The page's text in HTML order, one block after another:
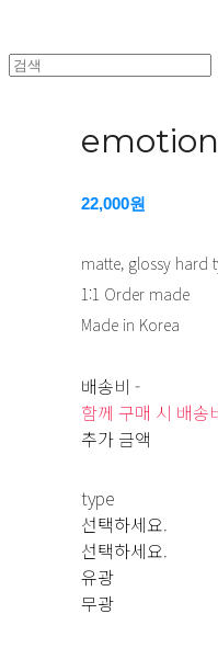
22,000원
matte, glossy hard
1:1 Order made
Made in Korea
배송비-
함께 구매 시 배송
추가 금액
type
선택하세요.
선택하세요.
유광
무광